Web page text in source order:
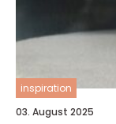
inspiration
03. August 2025